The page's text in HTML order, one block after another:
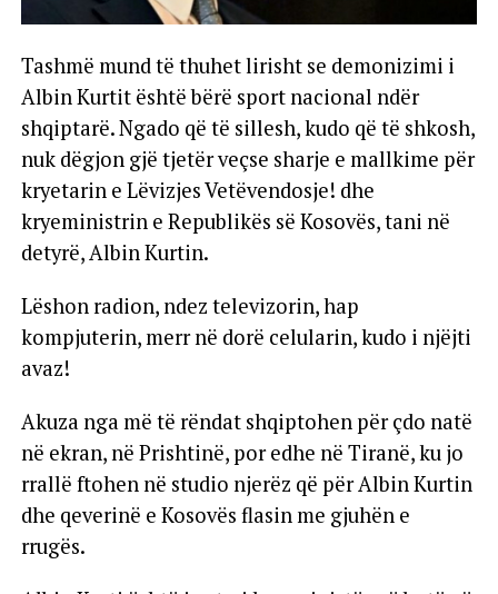
Tashmë mund të thuhet lirisht se demonizimi i
Albin Kurtit është bërë sport nacional ndër
shqiptarë. Ngado që të sillesh, kudo që të shkosh,
nuk dëgjon gjë tjetër veçse sharje e mallkime për
kryetarin e Lëvizjes Vetëvendosje! dhe
kryeministrin e Republikës së Kosovës, tani në
detyrë, Albin Kurtin.
Lëshon radion, ndez televizorin, hap
kompjuterin, merr në dorë celularin, kudo i njëjti
avaz!
Akuza nga më të rëndat shqiptohen për çdo natë
në ekran, në Prishtinë, por edhe në Tiranë, ku jo
rrallë ftohen në studio njerëz që për Albin Kurtin
dhe qeverinë e Kosovës flasin me gjuhën e
rrugës.